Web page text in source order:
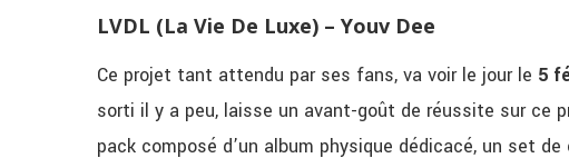
LVDL (La Vie De Luxe) – Youv Dee
Ce projet tant attendu par ses fans, va voir le jour le 5
sorti il y a peu, laisse un avant-goût de réussite sur ce
pack composé d’un album physique dédicacé, un set